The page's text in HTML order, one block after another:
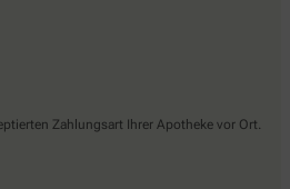
Zahlungsart Ihrer Apotheke vor Ort.